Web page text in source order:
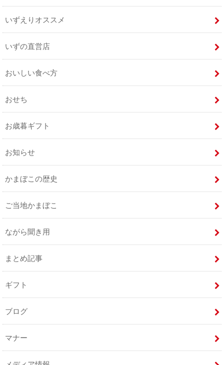
いずえりオススメ
いずの直営店
おいしい食べ方
おせち
お歳暮ギフト
お知らせ
かまぼこの歴史
ご当地かまぼこ
ながら聞き用
まとめ記事
ギフト
ブログ
マナー